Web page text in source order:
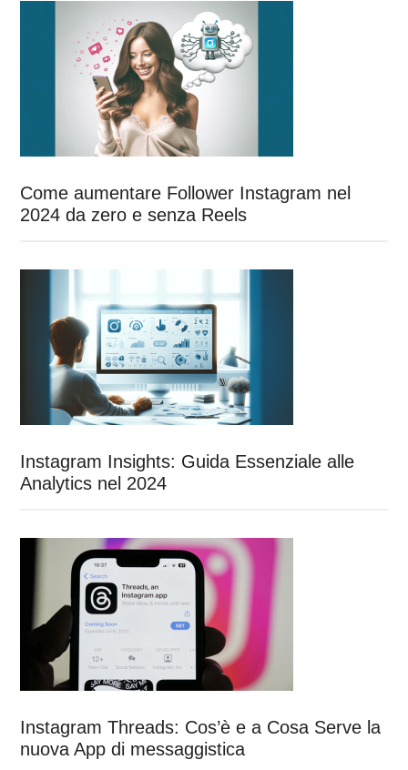
Come aumentare Follower Instagram nel
2024 da zero e senza Reels
Instagram Insights: Guida Essenziale alle
Analytics nel 2024
Instagram Threads: Cos’è e a Cosa Serve la
nuova App di messaggistica